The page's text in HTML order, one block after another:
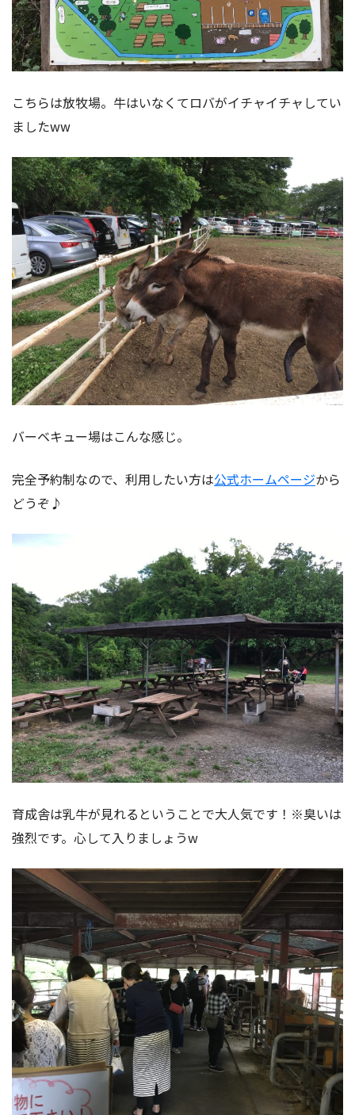
こちらは放牧場。牛はいなくてロバがイチャイチャしてい
ましたww
バーベキュー場はこんな感じ。
完全予約制なので、利用したい方は公式ホームページから
どうぞ♪
育成舎は乳牛が見れるということで大人気です！※臭いは
強烈です。心して入りましょうw